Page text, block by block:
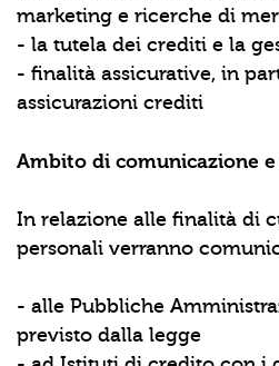
marketing e ricerche di
- la tutela dei crediti e la
- finalità assicurative, in
assicurazioni crediti
Ambito di comunicazione
In relazione alle finalità di
personali verranno
- alle Pubbliche
previsto dalla legge